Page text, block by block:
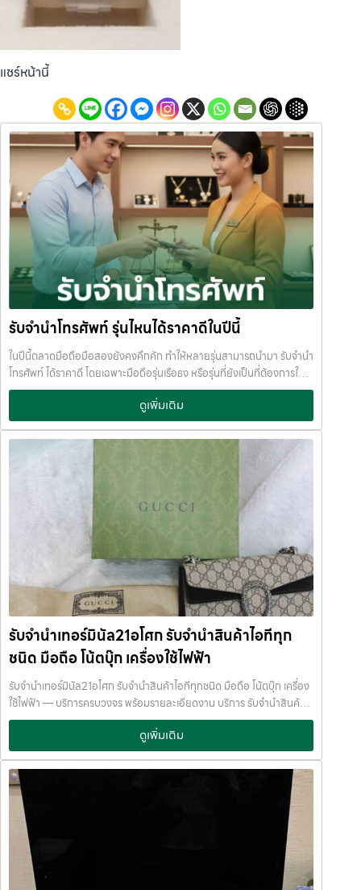
แชร์หน้านี้
รับจำนำโทรศัพท์ รุ่นไหนได้ราคาดีในปีนี้
ในปีนี้ตลาดมือถือมือสองยังคงคึกคัก ทำให้หลายรุ่นสามารถนำมา รับจำนำ
โทรศัพท์ ได้ราคาดี โดยเฉพาะมือถือรุ่นเรือธง หรือรุ่นที่ยังเป็นที่ต้องการใน
ตลาด หากคุณกำลังมองหาเงินด่วน การ จำนำมือถือ ถือเป็นทางเลือกที่
สะดวก ได้เงินไว และไม่ต้องขายขาด บทความนี้ JumnumPlus ขอพาไปดู
ว่า
โทรศัพท์รุ่นไหนบ้าง ที่รับจำนำได้ราคาดีในปีนี้ iPhone รุ่นที่รับจำนำได้
ราคาดี iPhone ยังครองอันดับหนึ่งเรื่องราคามือสอง และเป็นรุ่นที่ร้านรับ
จำนำให้ราคาสูงเสมอ รุ่นที่แนะนำ: iPhone 15 Pro Max iPhone 15 Pro
iPhone 14 Pro / Pro Max iPhone 13 Pro / Pro Max จุดเด่นของ
รับจำนำได้วงเงินดี แม้
ใช้งานแล้ว เหมาะมากสำหรับคนที่ต้องการ รับจำนำไอโฟน หรือ รับฝากไอ
โฟน แบบไม่ต้องขายเครื่องค่ะ Samsung รุ่นยอดนิยมสำหรับการรับจำนำ
Samsung เป็นมือถือ Android ที่ราคามือสองแข็งแรงที่สุด โดยเฉพาะรุ่น
เรือธงและรุ่นจอพับ รุ่นที่รับจำนำได้ราคาดี: Samsung Galaxy S24 Ultra
Samsung Galaxy S23 Ultra Samsung Galaxy Z Fold 5
Samsung Galaxy Z Flip 5 มือถือ Samsung กลุ่มนี้✔ สเปกสูง✔ ราคา
มือสองยังดี✔ ร้านรับจำนำสนใจเป็นพิเศษ เหมาะสำหรับคนที่ต้องการ รับ
จำนำโทรศัพท์ Samsung หรือ จำนำ Samsung Galaxy ค่ะ Xiaomi รุ่น
สเปกแรง ราคาคุ้ม มือถือ Xiaomi ได้รับความนิยมมากในกลุ่มผู้ใช้จริง และ
ตลาดมือสองเริ่มแข็งแรงขึ้น รุ่นที่แนะนำ: Xiaomi 14 / 14 Pro Xiaomi 13
Pro Redmi Note 13 Pro+ แม้ราคาจะไม่สูงเท่า iPhone แต่ยังสามารถ
รับจำนำโทรศัพท์ Xiaomi ได้ในราคาที่คุ้มค่า เหมาะกับคนต้องการเงินด่วน
ระยะสั้นค่ะ OPPO รุ่นที่ร้านรับจำนำสนใจ OPPO เป็นมือถือที่มีดีไซน์สวย
และมีฐานลูกค้าค่อนข้างกว้าง รุ่นที่รับจำนำได้ดี: OPPO Find X7 / X6
Pro OPPO Reno 11 Pro เหมาะสำหรับการ รับฝากมือถือ OPPO โดยเฉ
พาะรุ่นท็อปหรือรุ่นที่สภาพดีครบกล่องค่ะ Vivo และ Google Pixel มือถือ
กลุ่มนี้เป็นสายเฉพาะทาง แต่ยังสามารถนำมาจำนำได้ รุ่นที่น่าสนใจ: Vivo
X100 Pro Vivo X90 Google Pixel 8 Pro Google Pixel 7 Pro หาก
เป็นรุ่นเรือธง สภาพดี
ร้านยังสามารถ รับจำนำโทรศัพท์ Vivo / Google
Pixel ได้ค่ะ ปัจจัยที่ทำให้โทรศัพท์รับจำนำได้ราคาดี ก่อนนำมือถือมารับ
จำนำ ควรเช็กสิ่งเหล่านี้ค่ะ รุ่นใหม่หรือรุ่นเรือธง สภาพเครื่องดี หน้าจอไม่
แตก แบตไม่เสื่อมหนัก อุปกรณ์ครบ (กล่อง สาย ชาร์จ) ไม่ติดล็อก iCloud
/ Google Account ยิ่งสภาพดี ราคาจำนำก็ยิ่งสูงค่ะ รับจำนำโทรศัพท์ที่
ดูเพิ่มเติม
รับจำนำเทอร์มินัล21อโศก รับจำนำสินค้าไอทีทุก
ชนิด มือถือ โน้ตบุ๊ก เครื่องใช้ไฟฟ้า
รับจำนำเทอร์มินัล21อโศก รับจำนำสินค้าไอทีทุกชนิด มือถือ โน้ตบุ๊ก เครื่อง
ใช้ไฟฟ้า — บริการครบวงจร พร้อมรายละเอียดงาน บริการ รับจำนำสินค้า
ไอทีทุกชนิด พร้อมให้บริการในเขต ลาดพร้าว แจ้งวัฒนะ สีลม รัชดา บางแค
รามอินทรา บางนา ด้วยมาตรฐาน รวดเร็ว ปลอดภัย ให้ราคาสูง รับจำนำเท
อร์มินัล21อโศก — รับจำนำสินค้าไอทีทุกชนิด มือถือ โน้ตบุ๊ก เครื่องใช้ไฟฟ้า
รับจำนำเทอร์มินัล21อโศก รับจำนำสินค้าไอทีทุกชนิด มือถือ โน้ตบุ๊ก เครื่อง
ใช้ไฟฟ้า บริการครอบคลุมพื้นที่ ลาดพร้าว แจ้งวัฒนะ สีลม รัชดา บางแค
รามอินทรา บางนา รับจำนำเทอร์มินัล21อโศก บริการครอบคลุมพื้นที่
ลาดพร้าว แจ้งวัฒนะ สีลม รัชดา บางแค รามอินทรา บางนา จำนำพลัส
JumnumPlus.com บริการรับจำนำที่เชื่อถือได้ในกรุงเทพฯ โทรศัพท์ มือ
ถือ โน้ตบุ๊ก เครื่องใช้ไฟฟ้า และสินทรัพย์มีค่าอื่น ๆ ทำไมเลือก รับจำนำพลัส
(JumnumPlus) เมื่อคุณต้องการเงินด่วน เราที่ รับจำนำพลัส ให้บริการรับ
ดูเพิ่มเติม